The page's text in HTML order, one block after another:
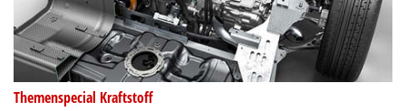
Themenspecial Kraftstoff